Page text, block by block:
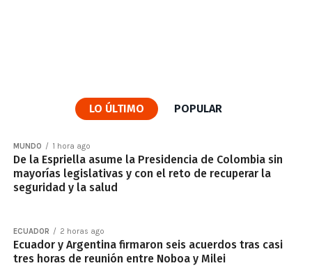
LO ÚLTIMO POPULAR
MUNDO 1 hora ago
De la Espriella asume la Presidencia de Colombia sin
mayorías legislativas y con el reto de recuperar la
seguridad y la salud
ECUADOR 2 horas ago
Ecuador y Argentina firmaron seis acuerdos tras casi
tres horas de reunión entre Noboa y Milei